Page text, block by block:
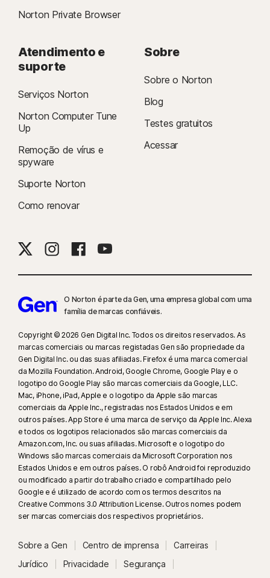
Norton Private Browser
Atendimento e
suporte
Serviços Norton
Norton Computer Tune
Up
Remoção de vírus e
spyware
Suporte Norton
Como renovar
Sobre
Sobre o Norton
Blog
Testes gratuitos
Acessar
O Norton é parte da Gen, uma empresa global com uma
família de marcas confiáveis.
Copyright © 2026 Gen Digital Inc. Todos os direitos reservados. As
marcas comerciais ou marcas registadas Gen são propriedade da
Gen Digital Inc. ou das suas afiliadas. Firefox é uma marca comercial
da Mozilla Foundation. Android, Google Chrome, Google Play e o
logotipo do Google Play são marcas comerciais da Google, LLC.
Mac, iPhone, iPad, Apple e o logotipo da Apple são marcas
comerciais da Apple Inc., registradas nos Estados Unidos e em
outros países. App Store é uma marca de serviço da Apple Inc. Alexa
e todos os logotipos relacionados são marcas comerciais da
Amazon.com, Inc. ou suas afiliadas. Microsoft e o logotipo do
Windows são marcas comerciais da Microsoft Corporation nos
Estados Unidos e em outros países. O robô Android foi reproduzido
ou modificado a partir do trabalho criado e compartilhado pelo
Google e é utilizado de acordo com os termos descritos na
Creative Commons 3.0 Attribution License. Outros nomes podem
ser marcas comerciais dos respectivos proprietários.
Sobre a Gen Centro de imprensa
Carreiras
Jurídico
Privacidade
Segurança